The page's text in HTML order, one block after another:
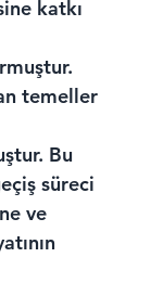
katkı
temeller
Bu
süreci
ve